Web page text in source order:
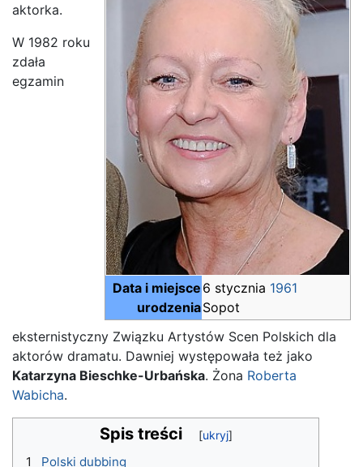
Data i miejsce
urodzenia
6 stycznia 1961
Sopot
aktorka.
W 1982 roku
zdała
egzamin
eksternistyczny Związku Artystów Scen Polskich dla
aktorów dramatu. Dawniej występowała też jako
Katarzyna Bieschke-Urbańska. Żona Roberta
Wabicha.
Spis treści
1
Polski dubbing